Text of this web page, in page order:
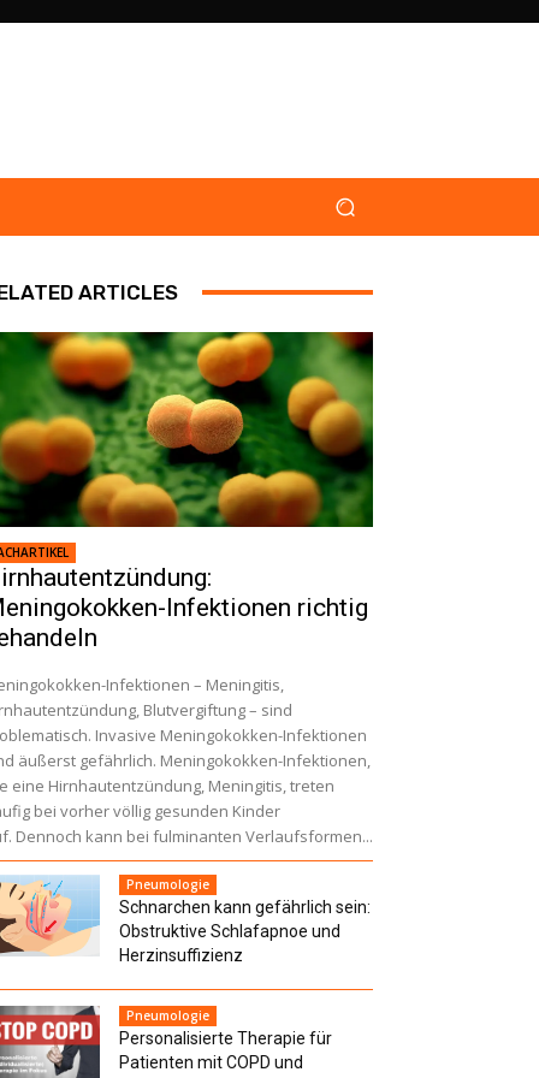
ARTICLES
Infektionen richtig
Infektionen – Meningitis,
Blutvergiftung – sind
Invasive Meningokokken-Infektionen
äußerst gefährlich. Meningokokken-Infektionen,
eine Hirnhautentzündung, Meningitis, treten
bei vorher völlig gesunden Kinder
Dennoch kann bei fulminanten Verlaufsformen...
Pneumologie
Schnarchen kann gefährlich sein:
Obstruktive Schlafapnoe und
Herzinsuffizienz
Pneumologie
Personalisierte Therapie für
Patienten mit COPD und